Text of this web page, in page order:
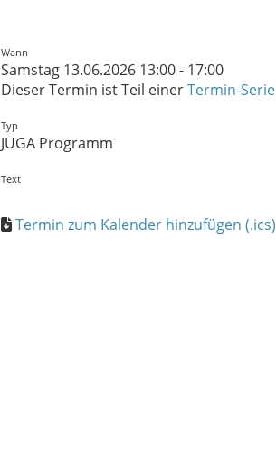
Wann
Samstag 13.06.2026 13:00 - 17:00
Dieser Termin ist Teil einerTermin-Serie
Typ
JUGA Programm
Text
Termin zum Kalender hinzufügen (.ics)